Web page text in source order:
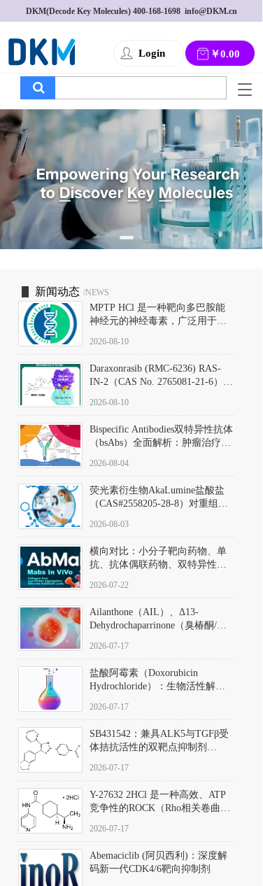
DKM(Decode Key Molecules) 400-168-1698
  info@DKM.cn
Login ￥0.00
T
g
l
e
n
a
v
i
g
a
新闻动态 /NEWS
MPTP HCl 是一种靶向多巴胺能
神经元的神经毒素，广泛用于构
以盐酸盐形式存在，可触发线粒
用即为选择性损毁中脑黑质致密
部多巴胺能神经元，从而可靠模
拟帕金森病的核心病理与行为表
2026-08-10
Daraxonrasib (RMC-6236) RAS-
IN-2（CAS No. 2765081-21-6）：
向KRAS/NRAS/HRAS的广谱RAS
2026-08-10
Bispecific Antibodies双特异性抗体
（bsAbs）全面解析：肿瘤治疗的
2026-08-04
荧光素衍生物AkaLumine盐酸盐
（CAS#2558205-28-8）对重组萤
数（Km）为2.06 μM；其近红外
发光特性赋予优异的组织穿透能
力，大幅增强成像信噪比，从而
实现活体动物模型中极低给药剂
量下的高灵敏度、非侵入式生物
2026-08-03
横向对比：小分子靶向药物、单
抗、抗体偶联药物、双特异性抗
及应用瓶颈
2026-07-22
Ailanthone（AIL）、Δ13-
Dehydrochaparrinone（臭椿酮/臭
DKM货号 D806885
2026-07-17
盐酸阿霉素（Doxorubicin
Hydrochloride）：生物活性解
范
2026-07-17
SB431542：兼具ALK5与TGFβ受
体拮抗活性的双靶点抑制剂
D801067）
2026-07-17
Y-27632 2HCl 是一种高效、ATP
竞争性的ROCK（Rho相关卷曲螺
同等抑制ROCK1与ROCK2；其通
过精准嵌入激酶的ATP结合位点
发挥抑制作用，对ROCK1和
ROCK2的解离常数（Ki）分别为
2026-07-17
Abemaciclib (阿贝西利)：深度解
码新一代CDK4/6靶向抑制剂